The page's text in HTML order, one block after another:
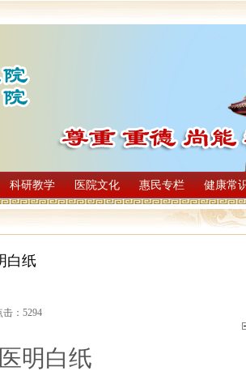
科研教学 医院文化 惠民专栏 健康常
白纸
：5294
明白纸